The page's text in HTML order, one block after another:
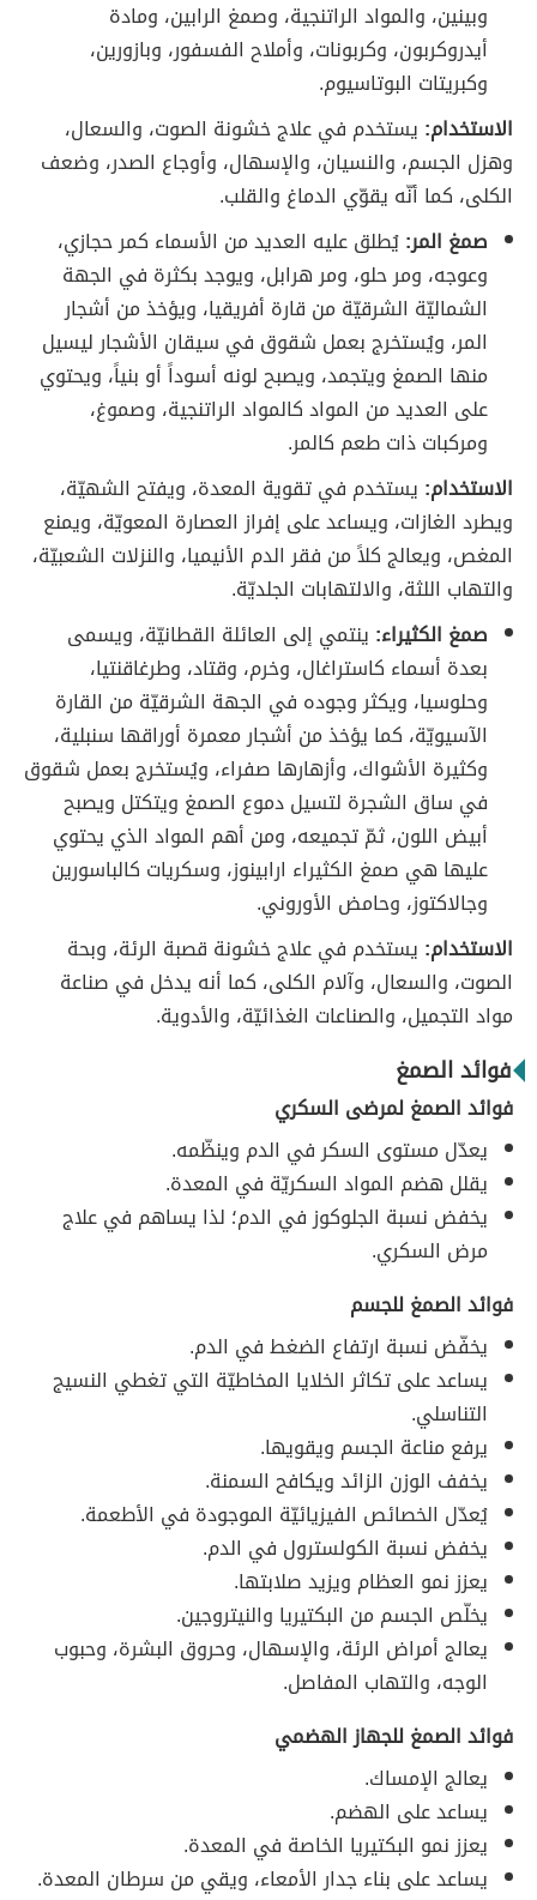
وبينين، والمواد الراتنجية، وصمغ الرابين، ومادة
أيدروكربون، وكربونات، وأملاح الفسفور، وبازورين،
وكبريتات البوتاسيوم.
الاستخدام: يستخدم في علاج خشونة الصوت، والسعال،
وهزل الجسم، والنسيان، والإسهال، وأوجاع الصدر، وضعف
الكلى، كما أنّه يقوّي الدماغ والقلب.
صمغ المر:يُطلق عليه العديد من الأسماء كمر حجازي،
وعوجه، ومر حلو، ومر هرابل، ويوجد بكثرة في الجهة
الشماليّة الشرقيّة من قارة أفريقيا، ويؤخذ من أشجار
المر، ويُستخرج بعمل شقوق في سيقان الأشجار ليسيل
منها الصمغ ويتجمد، ويصبح لونه أسوداً أو بنياً، ويحتوي
على العديد من المواد كالمواد الراتنجية، وصموغ،
ومركبات ذات طعم كالمر.
الاستخدام: يستخدم في تقوية المعدة، ويفتح الشهيّة،
ويطرد الغازات، ويساعد على إفراز العصارة المعويّة، ويمنع
المغص، ويعالج كلاً من فقر الدم الأنيميا، والنزلات الشعبيّة،
والتهاب اللثة، والالتهابات الجلديّة.
صمغ الكثيراء: ينتمي إلى العائلة القطانيّة، ويسمى
بعدة أسماء كاستراغال، وخرم، وقتاد، وطرغاقنتيا،
وحلوسيا، ويكثر وجوده في الجهة الشرقيّة من القارة
الآسيويّة، كما يؤخذ من أشجار معمرة أوراقها سنبلية،
وكثيرة الأشواك، وأزهارها صفراء، ويُستخرج بعمل شقوق
في ساق الشجرة لتسيل دموع الصمغ ويتكتل ويصبح
أبيض اللون، ثمّ تجميعه، ومن أهم المواد الذي يحتوي
عليها هي صمغ الكثيراء ارابينوز، وسكريات كالباسورين
وجالاكتوز، وحامض الأوروني.
الاستخدام: يستخدم في علاج خشونة قصبة الرئة، وبحة
الصوت، والسعال، وآلام الكلى، كما أنه يدخل في صناعة
مواد التجميل، والصناعات الغذائيّة، والأدوية.
فوائد الصمغ
فوائد الصمغ لمرضى السكري
يعدّل مستوى السكر في الدم وينظّمه.
يقلل هضم المواد السكريّة في المعدة.
يخفض نسبة الجلوكوز في الدم؛ لذا يساهم في علاج
مرض السكري.
فوائد الصمغ للجسم
يخفّض نسبة ارتفاع الضغط في الدم.
يساعد على تكاثر الخلايا المخاطيّة التي تغطي النسيج
التناسلي.
يرفع مناعة الجسم ويقويها.
يخفف الوزن الزائد ويكافح السمنة.
يُعدّل الخصائص الفيزيائيّة الموجودة في الأطعمة.
يخفض نسبة الكولسترول في الدم.
يعزز نمو العظام ويزيد صلابتها.
يخلّص الجسم من البكتيريا والنيتروجين.
يعالج أمراض الرئة، والإسهال، وحروق البشرة، وحبوب
الوجه، والتهاب المفاصل.
فوائد الصمغ للجهاز الهضمي
يعالج الإمساك.
يساعد على الهضم.
يعزز نمو البكتيريا الخاصة في المعدة.
يساعد على بناء جدار الأمعاء، ويقي من سرطان المعدة.